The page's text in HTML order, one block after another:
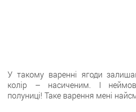
У такому варенні ягоди
колір – насиченим. І
полуниці! Таке варення мені